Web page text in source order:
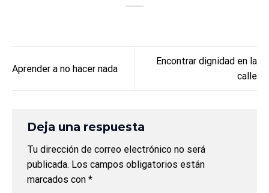
Aprender a no hacer nada
Encontrar dignidad en la
calle
Deja una respuesta
Tu dirección de correo electrónico no será
publicada. Los campos obligatorios están
marcados con *